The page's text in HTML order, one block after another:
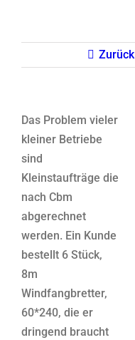
Zurück
Das Problem vieler
kleiner Betriebe
sind
Kleinstaufträge die
nach Cbm
abgerechnet
werden. Ein Kunde
bestellt 6 Stück,
8m
Windfangbretter,
60*240, die er
dringend braucht